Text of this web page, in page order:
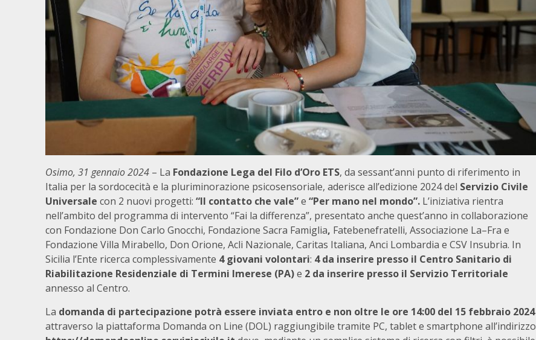
Osimo, 31 gennaio 2024 – La Fondazione Lega del Filo d’Oro ETS, da sessant’anni punto di riferimento in
Italia per la sordocecità e la pluriminorazione psicosensoriale, aderisce all’edizione 2024 del Servizio Civile
Universale con 2 nuovi progetti: “Il contatto che vale”e “Per mano nel mondo”. L’iniziativa rientra
nell’ambito del programma di intervento “Fai la differenza”, presentato anche quest’anno in collaborazione
con Fondazione Don Carlo Gnocchi, Fondazione Sacra Famiglia, Fatebenefratelli, Associazione La–Fra e
Fondazione Villa Mirabello, Don Orione, Acli Nazionale, Caritas Italiana, Anci Lombardia e CSV Insubria. In
Sicilia l’Ente ricerca complessivamente 4 giovani volontari: 4 da inserire presso il Centro Sanitario di
Riabilitazione Residenziale di Termini Imerese (PA)e 2 da inserire presso il Servizio Territoriale
annesso al Centro.
La domanda di partecipazione potrà essere inviata entro e non oltre le ore 14:00 del 15 febbraio 2024
attraverso la piattaforma Domanda on Line (DOL) raggiungibile tramite PC, tablet e smartphone all’indirizzo